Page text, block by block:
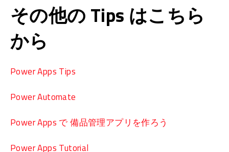
その他の Tips はこちら
から
Power Apps Tips
Power Automate
Power Apps で 備品管理アプリを作ろう
Power Apps Tutorial